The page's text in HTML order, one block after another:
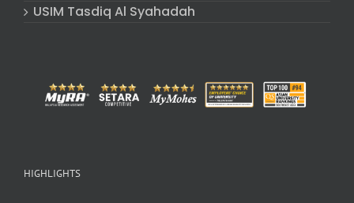
USIM Tasdiq Al Syahadah
HIGHLIGHTS